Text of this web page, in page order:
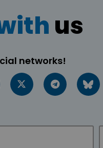
us
networks!